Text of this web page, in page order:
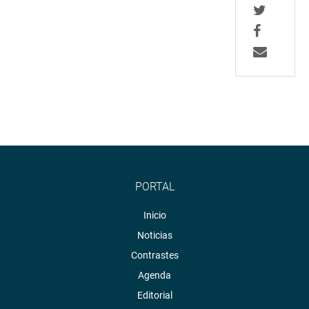
PORTAL
Inicio
Noticias
Contrastes
Agenda
Editorial